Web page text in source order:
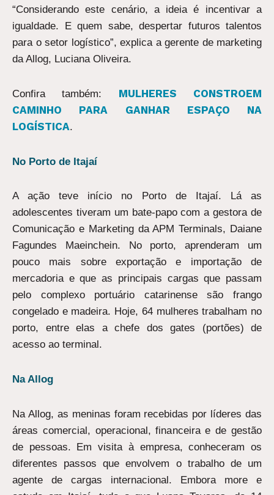
“Considerando este cenário, a ideia é incentivar a
igualdade. E quem sabe, despertar futuros talentos
para o setor logístico”, explica a gerente de marketing
da Allog, Luciana Oliveira.
Confira também: MULHERES CONSTROEM
CAMINHO PARA GANHAR ESPAÇO NA
LOGÍSTICA.
No Porto de Itajaí
A ação teve início no Porto de Itajaí. Lá as
adolescentes tiveram um bate-papo com a gestora de
Comunicação e Marketing da APM Terminals, Daiane
Fagundes Maeinchein. No porto, aprenderam um
pouco mais sobre exportação e importação de
mercadoria e que as principais cargas que passam
pelo complexo portuário catarinense são frango
congelado e madeira. Hoje, 64 mulheres trabalham no
porto, entre elas a chefe dos gates (portões) de
acesso ao terminal.
Na Allog
Na Allog, as meninas foram recebidas por líderes das
áreas comercial, operacional, financeira e de gestão
de pessoas. Em visita à empresa, conheceram os
diferentes passos que envolvem o trabalho de um
agente de cargas internacional. Embora more e